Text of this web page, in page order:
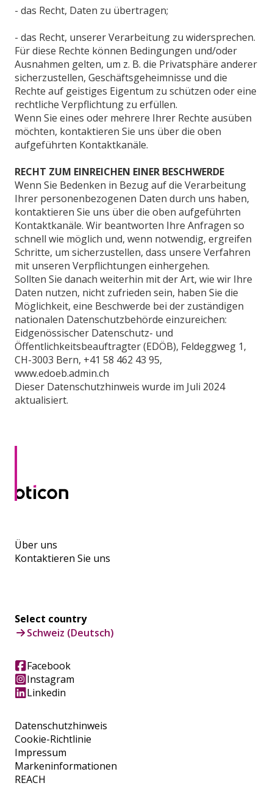
- das Recht, Daten zu übertragen;
- das Recht, unserer Verarbeitung zu widersprechen.
Für diese Rechte können Bedingungen und/oder
Ausnahmen gelten, um z. B. die Privatsphäre anderer
sicherzustellen, Geschäftsgeheimnisse und die
Rechte auf geistiges Eigentum zu schützen oder eine
rechtliche Verpflichtung zu erfüllen.
Wenn Sie eines oder mehrere Ihrer Rechte ausüben
möchten, kontaktieren Sie uns über die oben
aufgeführten Kontaktkanäle.
RECHT ZUM EINREICHEN EINER BESCHWERDE
Wenn Sie Bedenken in Bezug auf die Verarbeitung
Ihrer personenbezogenen Daten durch uns haben,
kontaktieren Sie uns über die oben aufgeführten
Kontaktkanäle. Wir beantworten Ihre Anfragen so
schnell wie möglich und, wenn notwendig, ergreifen
Schritte, um sicherzustellen, dass unsere Verfahren
mit unseren Verpflichtungen einhergehen.
Sollten Sie danach weiterhin mit der Art, wie wir Ihre
Daten nutzen, nicht zufrieden sein, haben Sie die
Möglichkeit, eine Beschwerde bei der zuständigen
nationalen Datenschutzbehörde einzureichen:
Eidgenössischer Datenschutz- und
Öffentlichkeitsbeauftragter (EDÖB), Feldeggweg 1,
CH-3003 Bern, +41 58 462 43 95,
www.edoeb.admin.ch
Dieser Datenschutzhinweis wurde im Juli 2024
aktualisiert.
Über uns
Kontaktieren Sie uns
Datenschutzhinweis
Cookie-Richtlinie
Impressum
Markeninformationen
REACH
Select country
Schweiz (Deutsch)
Facebook
Instagram
Linkedin